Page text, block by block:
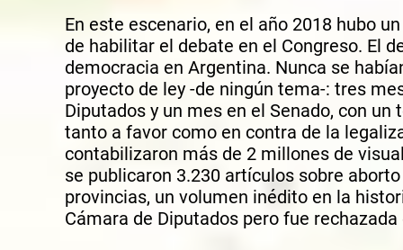
En este escenario, en el año 2018 hubo
de habilitar el debate en el Congreso. El
democracia en Argentina. Nunca se
proyecto de ley -de ningún tema-: tres
Diputados y un mes en el Senado, con
tanto a favor como en contra de la
contabilizaron más de 2 millones de
se publicaron 3.230 artículos sobre
provincias, un volumen inédito en la
Cámara de Diputados pero fue rechazada